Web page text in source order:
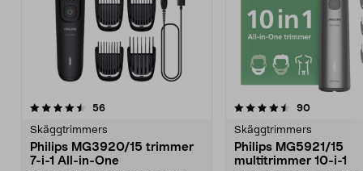
56recensioner
Skäggtrimmers
Philips MG3920/15 trimmer
7-i-1 All-in-One
4.5 av 5 stjärnor 90
Skäggtrimmers
Philips MG5921/15
multitrimmer 10-i-1
4.0 av 5 stjärnor